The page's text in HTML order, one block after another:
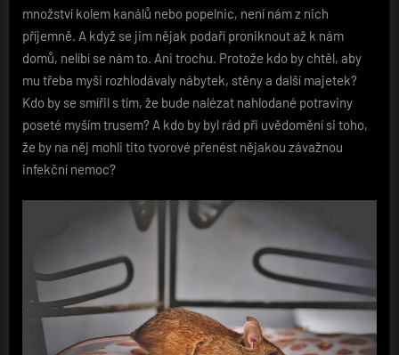
množství kolem kanálů nebo popelnic, není nám z nich
příjemně. A když se jim nějak podaří proniknout až k nám
domů, nelíbí se nám to. Ani trochu. Protože kdo by chtěl, aby
mu třeba myši rozhlodávaly nábytek, stěny a další majetek?
Kdo by se smířil s tím, že bude nalézat nahlodané potraviny
poseté myším trusem? A kdo by byl rád při uvědomění si toho,
že by na něj mohli tito tvorové přenést nějakou závažnou
infekční nemoc?